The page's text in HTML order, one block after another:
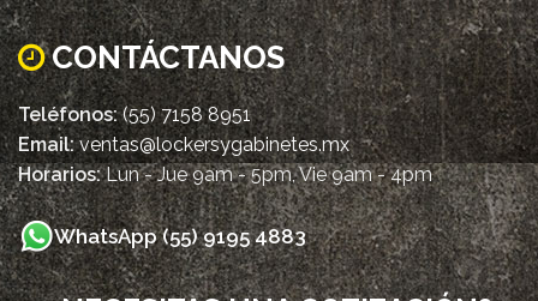
CONTÁCTANOS
Teléfonos: (55) 7158 8951
Email:ventas@lockersygabinetes.mx
Horarios:Lun - Jue 9am - 5pm, Vie 9am - 4pm
WhatsApp (55) 9195 4883